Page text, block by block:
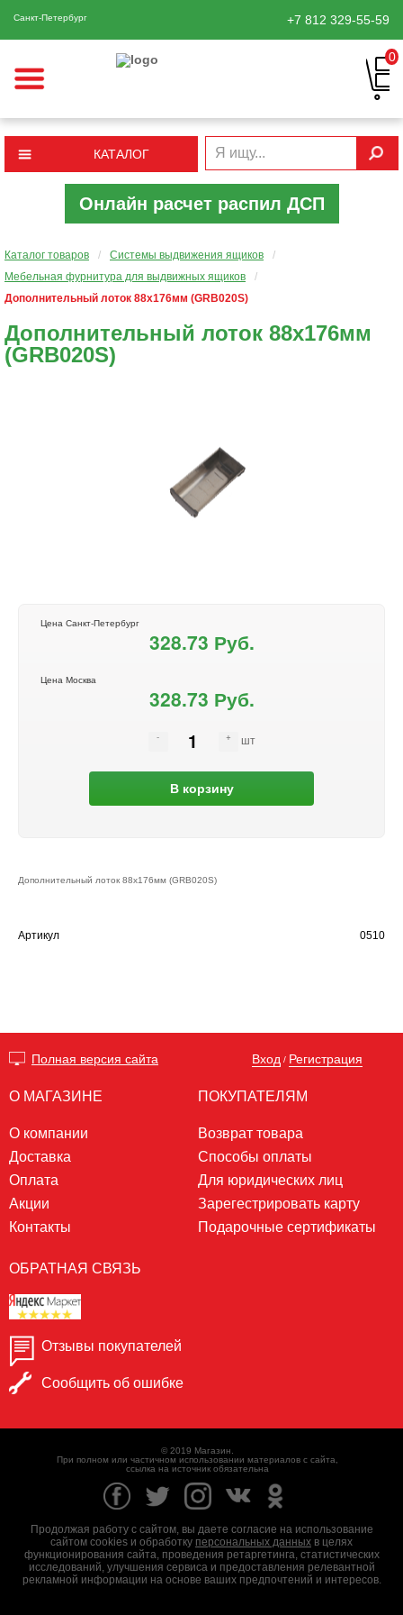
Санкт-Петербург +7 812 329-55-59
0
КАТАЛОГ
Онлайн расчет распил ДСП
Каталог товаров / Системы выдвижения ящиков
/
Мебельная фурнитура для выдвижных ящиков
/
Дополнительный лоток 88х176мм (GRB020S)
Дополнительный лоток 88х176мм
(GRB020S)
Цена Санкт-Петербург
328.73 Руб.
Цена Москва
328.73 Руб.
шт
В корзину
Дополнительный лоток 88х176мм (GRB020S)
Артикул 0510
Полная версия сайта Вход / Регистрация
О МАГАЗИНЕ
О компании
Доставка
Оплата
Акции
Контакты
ПОКУПАТЕЛЯМ
Возврат товара
Способы оплаты
Для юридических лиц
Зарегестрировать карту
Подарочные сертификаты
ОБРАТНАЯ СВЯЗЬ
Отзывы покупателей
Сообщить об ошибке
© 2019 Магазин.
При полном или частичном использовании материалов с сайта,
ссылка на источник обязательна
Продолжая работу с сайтом, вы даете согласие на использование
сайтом cookies и обработку персональных данных в целях
функционирования сайта, проведения ретаргетинга, статистических
исследований, улучшения сервиса и предоставления релевантной
рекламной информации на основе ваших предпочтений и интересов.